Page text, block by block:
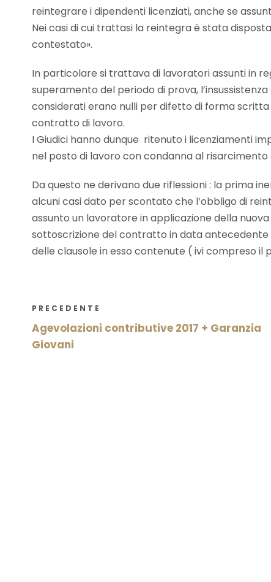
reintegrare i dipendenti licenziati, anche se
Nei casi di cui trattasi la reintegra è stata
contestato».
In particolare si trattava di lavoratori assunti in
superamento del periodo di prova,
considerati erano nulli per difetto di forma
contratto di lavoro.
I Giudici hanno dunque ritenuto i licenziamenti
nel posto di lavoro con condanna al
Da questo ne derivano due riflessioni : la prima
alcuni casi dato per scontato che l’obbligo di
assunto un lavoratore in applicazione della
sottoscrizione del contratto in data antecedente
delle clausole in esso contenute ( ivi compreso il
PRECEDENTE
Agevolazioni contributive 2017 + Garanzia
Giovani